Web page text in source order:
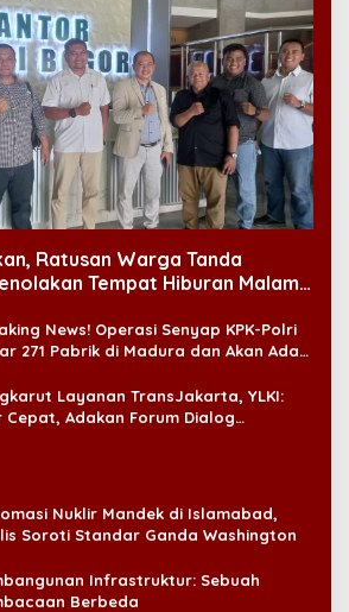
Ratusan Warga Tanda
Tempat Hiburan Malam
News! Operasi Senyap KPK-Polri
271 Pabrik di Madura dan Akan Ada
Layanan TransJakarta, YLKI:
Cepat, Adakan Forum Dialog
Nuklir Mandek di Islamabad,
Soroti Standar Ganda Washington
Infrastruktur: Sebuah
Berbeda